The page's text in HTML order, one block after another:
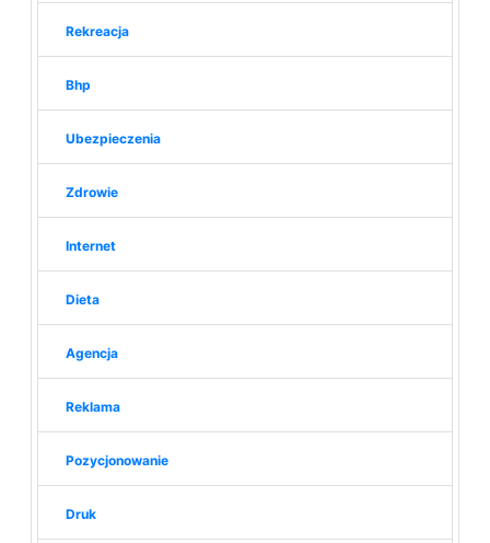
Rekreacja
Bhp
Ubezpieczenia
Zdrowie
Internet
Dieta
Agencja
Reklama
Pozycjonowanie
Druk